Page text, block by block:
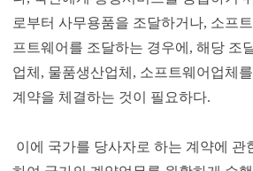
로부터 사무용품을 조달하거나, 소프
프트웨어를 조달하는 경우에, 해당 조
업체, 물품생산업체, 소프트웨어업체
계약을 체결하는 것이 필요하다.
이에 국가를 당사자로 하는 계약에 관